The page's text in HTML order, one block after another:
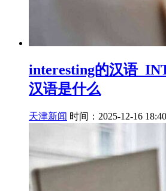
interesting的汉语
汉语是什么
天津新闻 时间：2025-12-16